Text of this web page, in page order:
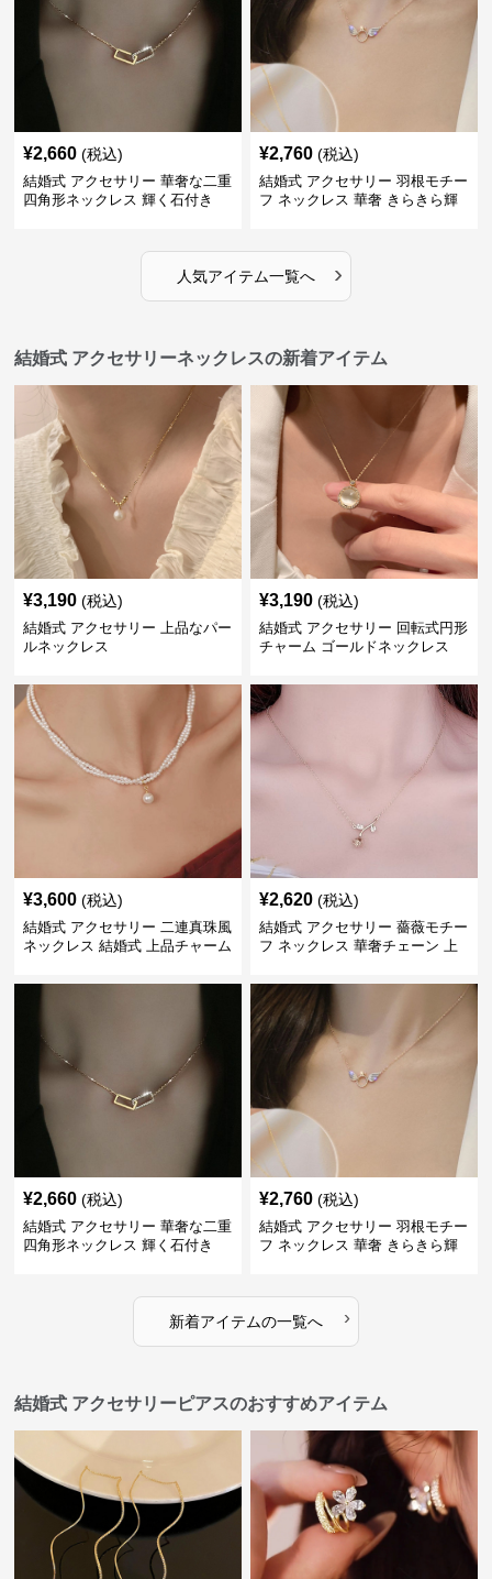
¥2,660 (税込)
結婚式 アクセサリー 華奢な二重
四角形ネックレス 輝く石付き
¥2,760 (税込)
結婚式 アクセサリー 羽根モチー
フ ネックレス 華奢 きらきら輝
人気アイテム一覧へ ›
結婚式 アクセサリーネックレスの新着アイテム
¥3,190 (税込)
結婚式 アクセサリー 上品なパー
ルネックレス
¥3,190 (税込)
結婚式 アクセサリー 回転式円形
チャーム ゴールドネックレス
¥3,600 (税込)
結婚式 アクセサリー 二連真珠風
ネックレス 結婚式 上品チャーム
¥2,620 (税込)
結婚式 アクセサリー 薔薇モチー
フ ネックレス 華奢チェーン 上
¥2,660 (税込)
結婚式 アクセサリー 華奢な二重
四角形ネックレス 輝く石付き
¥2,760 (税込)
結婚式 アクセサリー 羽根モチー
フ ネックレス 華奢 きらきら輝
新着アイテムの一覧へ ›
結婚式 アクセサリーピアスのおすすめアイテム